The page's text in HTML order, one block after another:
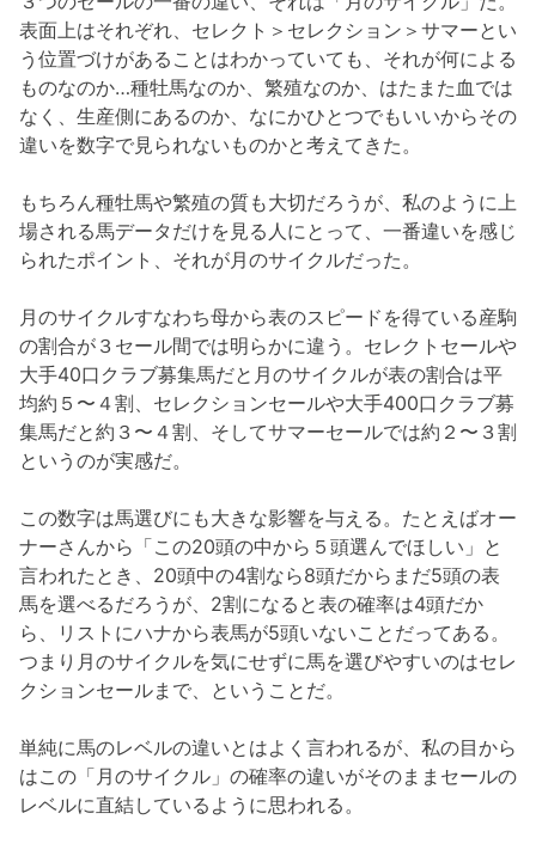
表面上はそれぞれ、セレクト＞セレクション＞サマーとい
う位置づけがあることはわかっていても、それが何による
ものなのか…種牡馬なのか、繁殖なのか、はたまた血では
なく、生産側にあるのか、なにかひとつでもいいからその
違いを数字で見られないものかと考えてきた。
もちろん種牡馬や繁殖の質も大切だろうが、私のように上
場される馬データだけを見る人にとって、一番違いを感じ
られたポイント、それが月のサイクルだった。
月のサイクルすなわち母から表のスピードを得ている産駒
の割合が３セール間では明らかに違う。セレクトセールや
大手40口クラブ募集馬だと月のサイクルが表の割合は平
均約５〜４割、セレクションセールや大手400口クラブ募
集馬だと約３〜４割、そしてサマーセールでは約２〜３割
というのが実感だ。
この数字は馬選びにも大きな影響を与える。たとえばオー
ナーさんから「この20頭の中から５頭選んでほしい」と
言われたとき、20頭中の4割なら8頭だからまだ5頭の表
馬を選べるだろうが、2割になると表の確率は4頭だか
ら、リストにハナから表馬が5頭いないことだってある。
つまり月のサイクルを気にせずに馬を選びやすいのはセレ
クションセールまで、ということだ。
単純に馬のレベルの違いとはよく言われるが、私の目から
はこの「月のサイクル」の確率の違いがそのままセールの
レベルに直結しているように思われる。